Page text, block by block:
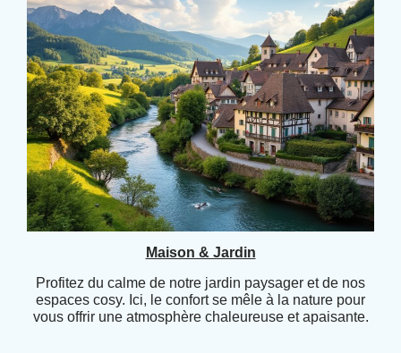
Maison & Jardin
Profitez du calme de notre jardin paysager et de nos
espaces cosy. Ici, le confort se mêle à la nature pour
vous offrir une atmosphère chaleureuse et apaisante.